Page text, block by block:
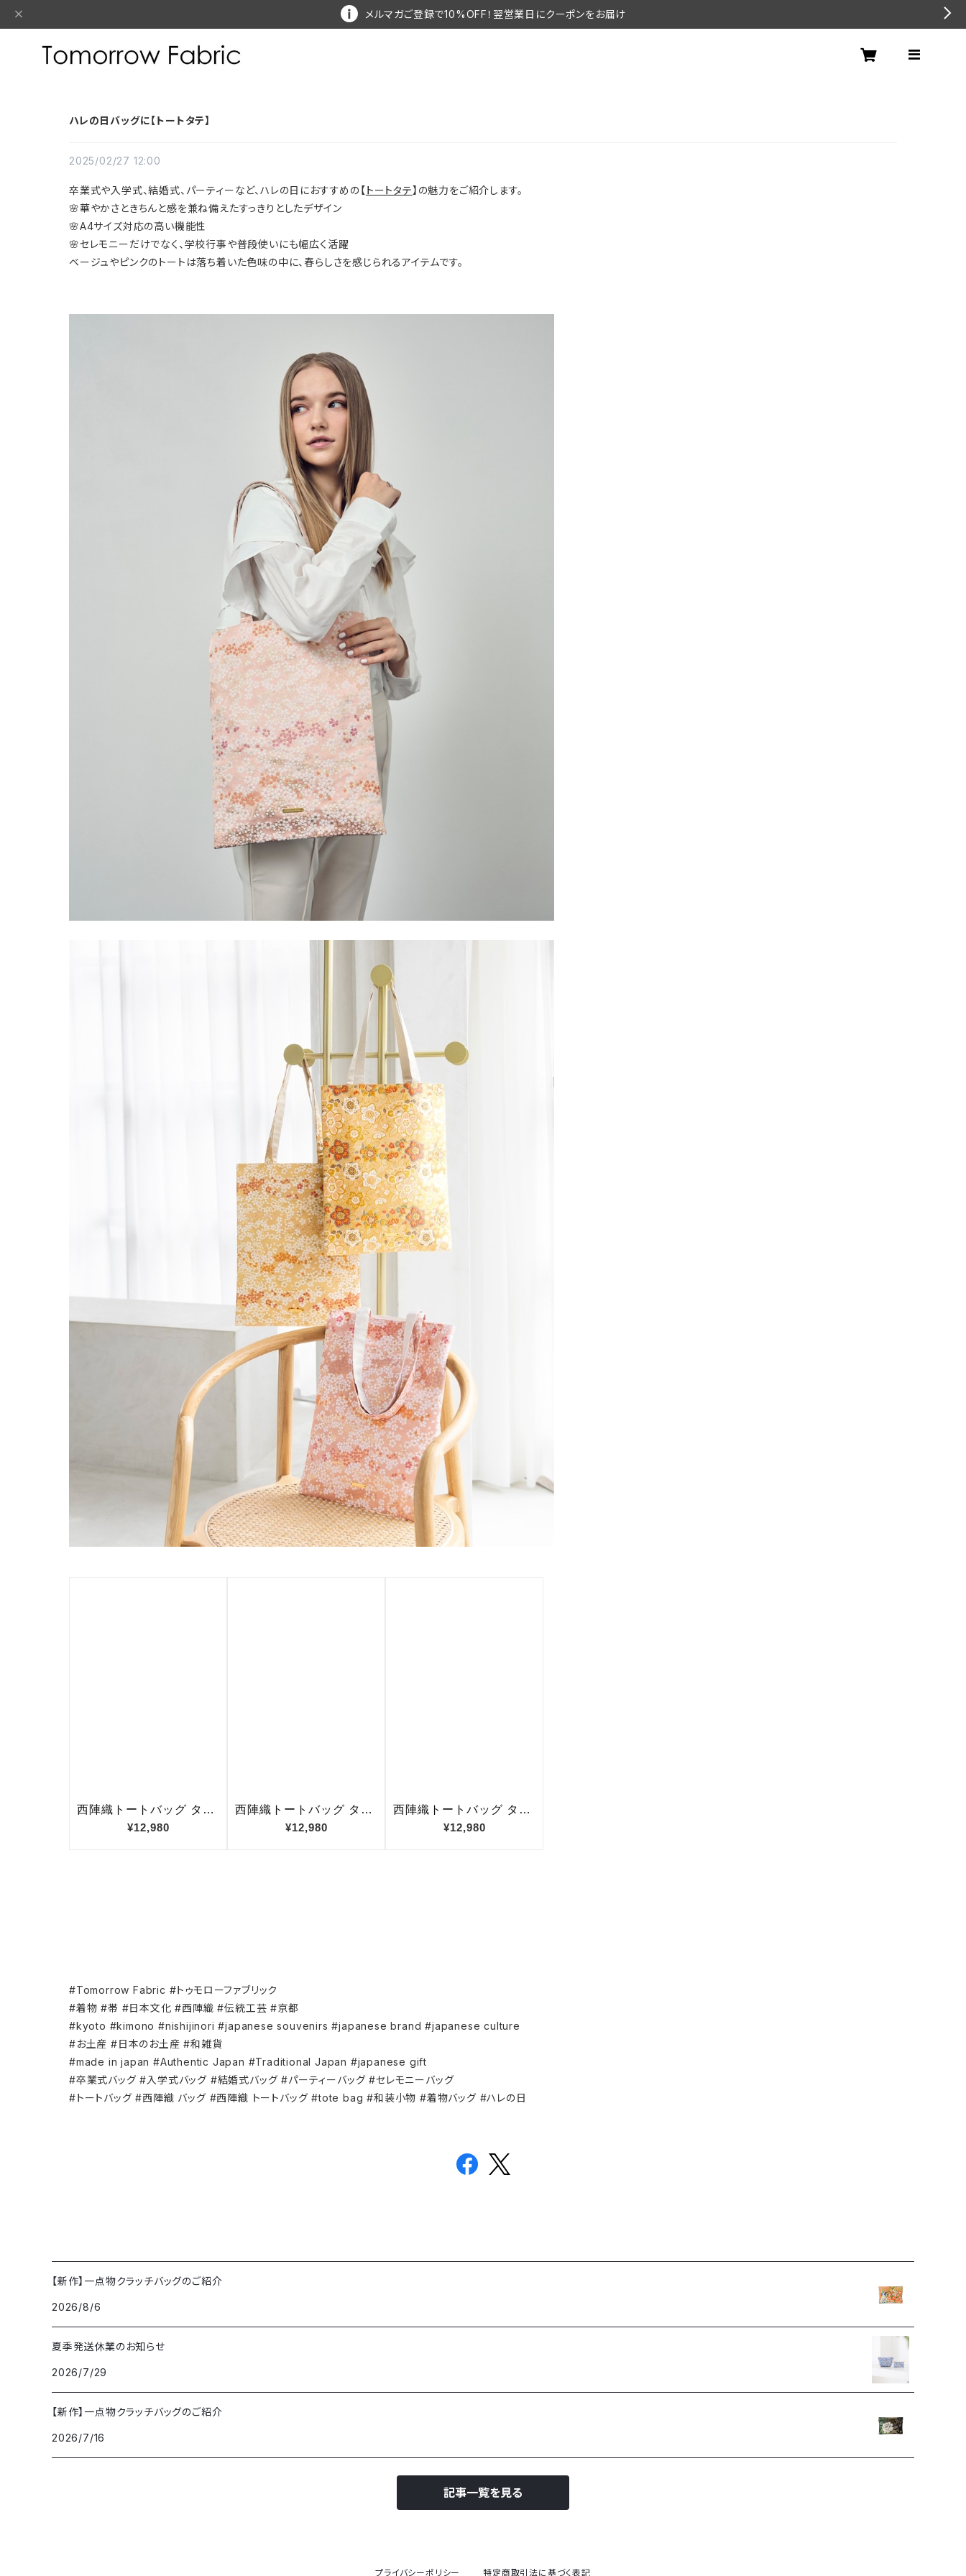
メルマガご登録で10%OFF！翌営業日にクーポンをお届け
ハレの日バッグに【トートタテ】
2025/02/27 12:00
卒業式や入学式、結婚式、パーティーなど、ハレの日におすすめの【トートタテ】の魅力をご紹介します。
🌸華やかさときちんと感を兼ね備えたすっきりとしたデザイン
🌸A4サイズ対応の高い機能性
🌸セレモニーだけでなく、学校行事や普段使いにも幅広く活躍
ベージュやピンクのトートは落ち着いた色味の中に、春らしさを感じられるアイテムです。
#Tomorrow Fabric #トゥモローファブリック
#着物 #帯 #日本文化 #西陣織 #伝統工芸 #京都
#kyoto #kimono #nishijinori #japanese souvenirs #japanese brand #japanese culture
#お土産 #日本のお土産 #和雑貨
#made in japan #Authentic Japan #Traditional Japan #japanese gift
#卒業式バッグ #入学式バッグ #結婚式バッグ #パーティーバッグ #セレモニーバッグ
#トートバッグ #西陣織 バッグ #西陣織 トートバッグ #tote bag #和装小物 #着物バッグ #ハレの日
【新作】一点物クラッチバッグのご紹介
2026/8/6
夏季発送休業のお知らせ
2026/7/29
【新作】一点物クラッチバッグのご紹介
2026/7/16
記事一覧を見る
プライバシーポリシー 特定商取引法に基づく表記